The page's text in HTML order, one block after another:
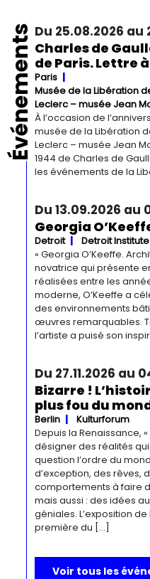
ÉvénementsDu 25.08.2026 au
Charles de
de Paris. Lettre
Paris
Musée de la Libération
Leclerc – musée Jean
À l’occasion de
musée de la Libération
Leclerc – musée Jean
1944 de Charles de
les événements de la
Du 13.09.2026 au
Georgia
Detroit
Detroit
« Georgia O’Keeffe.
novatrice qui présente
réalisées entre les
moderne, O’Keeffe a
des environnements
œuvres remarquables.
l’artiste a puisé son
Du 27.11.2026 au
Bizarre !
plus fou du
Berlin
Kulturforum
Depuis la Renaissance,
désigner des réalités
question l’ordre du
d’exception, des rêves,
comportements à faire
mais aussi : des idées
géniales. L’exposition
première du […]
Voir tous les